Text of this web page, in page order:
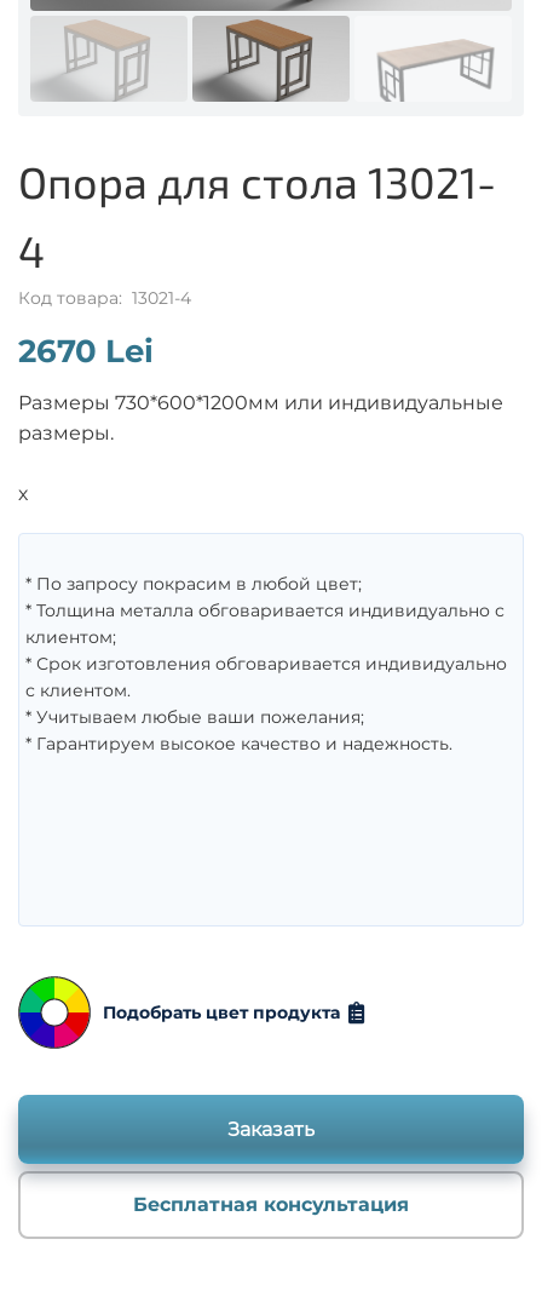
Опора для стола 13021-
4
Код товара: 13021-4
2670 Lei
Размеры 730*600*1200мм или индивидуальные
размеры.
х
* По запросу покрасим в любой цвет;
* Толщина металла обговаривается индивидуально с
клиентом;
* Срок изготовления обговаривается индивидуально
с клиентом.
* Учитываем любые ваши пожелания;
* Гарантируем высокое качество и надежность.
Подобрать цвет продукта
Заказать
Бесплатная консультация